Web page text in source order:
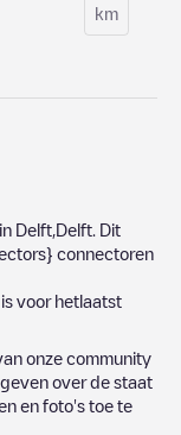
km
Delft Delft . Dit
connectoren
voor hetlaatst
onze community
over de staat
en foto's toe te